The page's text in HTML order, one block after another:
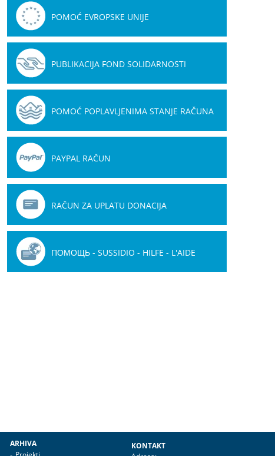
POMOĆ EVROPSKE UNIJE
PUBLIKACIJA FOND SOLIDARNOSTI
POMOĆ POPLAVLJENIMA STANJE RAČUNA
PAYPAL RAČUN
RAČUN ZA UPLATU DONACIJA
ПОМОЩЬ - SUSSIDIO - HILFE - L'AIDE
ARHIVA
KONTAKT